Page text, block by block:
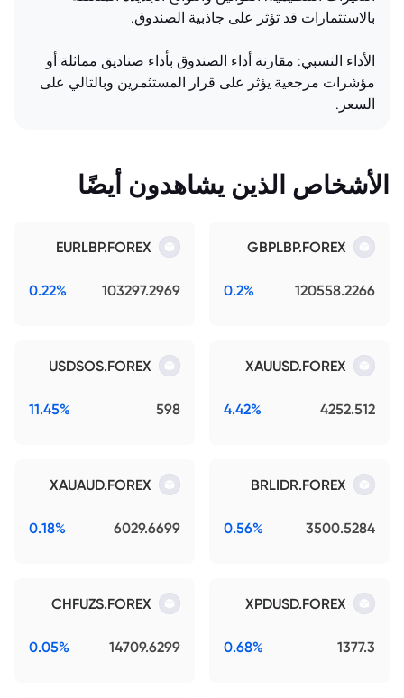
بالاستثمارات قد تؤثر على جاذبية الصندوق.
الأداء النسبي: مقارنة أداء الصندوق بأداء صناديق مماثلة أو
مؤشرات مرجعية يؤثر على قرار المستثمرين وبالتالي على
السعر.
الأشخاص الذين يشاهدون أيضًا
GBPLBP.FOREX
120558.2266
0.2%
EURLBP.FOREX
103297.2969
0.22%
XAUUSD.FOREX
4252.512
4.42%
USDSOS.FOREX
598
11.45%
BRLIDR.FOREX
3500.5284
0.56%
XAUAUD.FOREX
6029.6699
0.18%
XPDUSD.FOREX
1377.3
0.68%
CHFUZS.FOREX
14709.6299
0.05%